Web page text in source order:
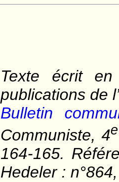
Texte écrit
publications de
Bulletin
Communiste, 4e
164-165.
Hedeler :